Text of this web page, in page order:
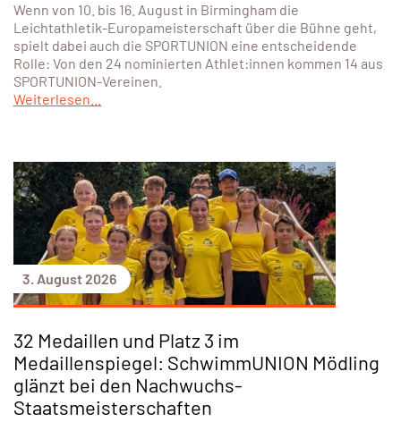
Wenn von 10. bis 16. August in Birmingham die
Leichtathletik-Europameisterschaft über die Bühne geht,
spielt dabei auch die SPORTUNION eine entscheidende
Rolle: Von den 24 nominierten Athlet:innen kommen 14 aus
SPORTUNION-Vereinen.
Weiterlesen...
3. August 2026
32 Medaillen und Platz 3 im
Medaillenspiegel: SchwimmUNION Mödling
glänzt bei den Nachwuchs-
Staatsmeisterschaften